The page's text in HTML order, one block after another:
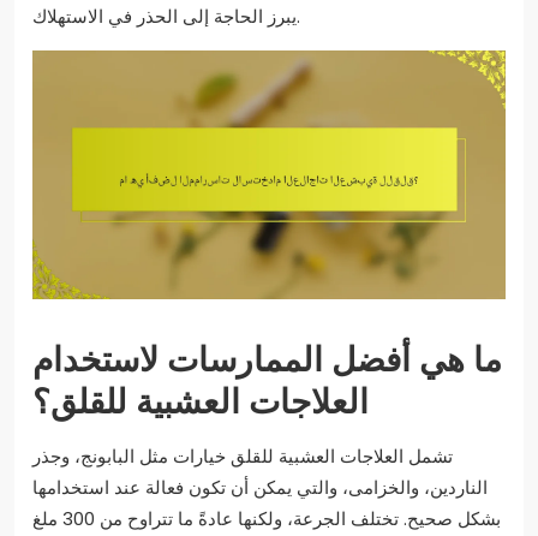
يبرز الحاجة إلى الحذر في الاستهلاك.
ما هي أفضل الممارسات لاستخدام
العلاجات العشبية للقلق؟
تشمل العلاجات العشبية للقلق خيارات مثل البابونج، وجذر
الناردين، والخزامى، والتي يمكن أن تكون فعالة عند استخدامها
بشكل صحيح. تختلف الجرعة، ولكنها عادةً ما تتراوح من 300 ملغ